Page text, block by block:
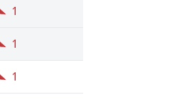
1
1
1